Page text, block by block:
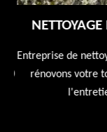
Entreprise de
rénovons votre